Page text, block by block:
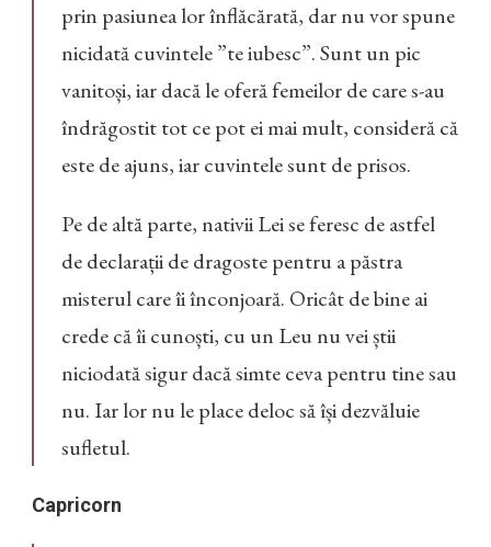
prin pasiunea lor înflăcărată, dar nu vor spune
nicidată cuvintele ”te iubesc”. Sunt un pic
vanitoși, iar dacă le oferă femeilor de care s-au
îndrăgostit tot ce pot ei mai mult, consideră că
este de ajuns, iar cuvintele sunt de prisos.
Pe de altă parte, nativii Lei se feresc de astfel
de declarații de dragoste pentru a păstra
misterul care îi înconjoară. Oricât de bine ai
crede că îi cunoști, cu un Leu nu vei știi
niciodată sigur dacă simte ceva pentru tine sau
nu. Iar lor nu le place deloc să își dezvăluie
sufletul.
Capricorn